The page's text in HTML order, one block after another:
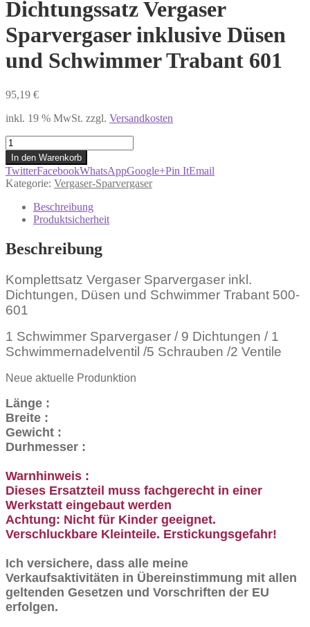
Dichtungssatz Vergaser
Sparvergaser inklusive Düsen
und Schwimmer Trabant 601
95,19 €
inkl. 19 % MwSt. zzgl. Versandkosten
Dichtungssatz
Vergaser
Sparvergaser
inklusive
Düsen
Schwimmer
Trabant
601
Menge
In den Warenkorb
TwitterFacebookWhatsAppGoogle+Pin ItEmail
Kategorie: Vergaser-Sparvergaser
Beschreibung
Produktsicherheit
Beschreibung
Komplettsatz Vergaser Sparvergaser inkl.
Dichtungen, Düsen und Schwimmer Trabant 500-
601
1 Schwimmer Sparvergaser / 9 Dichtungen / 1
Schwimmernadelventil /5 Schrauben /2 Ventile
Neue aktuelle Produnktion
Länge :
Breite :
Gewicht :
Durhmesser :
Warnhinweis :
Dieses Ersatzteil muss fachgerecht in einer
Werkstatt eingebaut werden
Achtung: Nicht für Kinder geeignet.
Verschluckbare Kleinteile. Erstickungsgefahr!
Ich versichere, dass alle meine
Verkaufsaktivitäten in Übereinstimmung mit allen
geltenden Gesetzen und Vorschriften der EU
erfolgen.